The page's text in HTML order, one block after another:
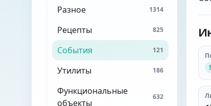
Разное 1314
Рецепты 825
События 121
Утилиты 186
Функциональные
объекты
632